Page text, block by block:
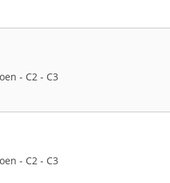
- C2 - C3
- C2 - C3